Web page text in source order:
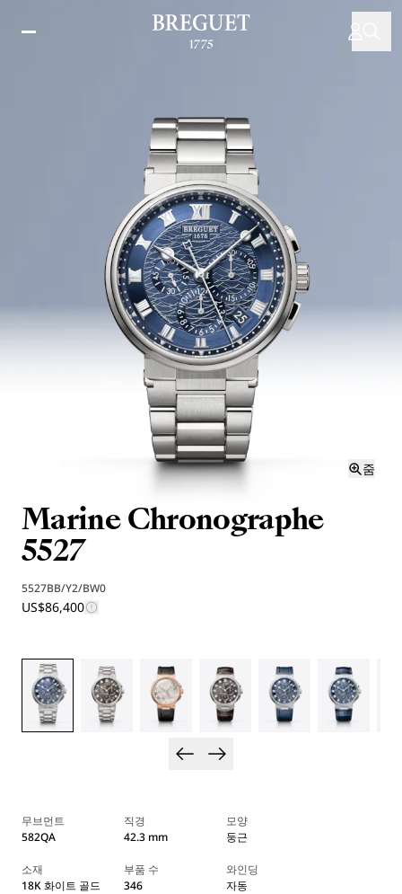
줌
Marine Chronographe
5527
5527BB/Y2/BW0
US$86,400
무브먼트
582QA
직경
42.3 mm
모양
둥근
소재
18K 화이트 골드
부품 수
346
와인딩
자동